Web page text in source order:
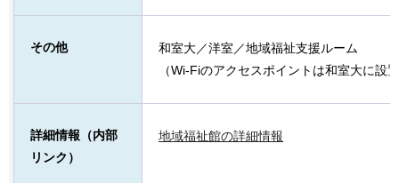
その他
和室大／洋室／地域福祉支援ルーム
（Wi-Fiのアクセスポイントは和室大に設
詳細情報（内部
リンク）
地域福祉館の詳細情報